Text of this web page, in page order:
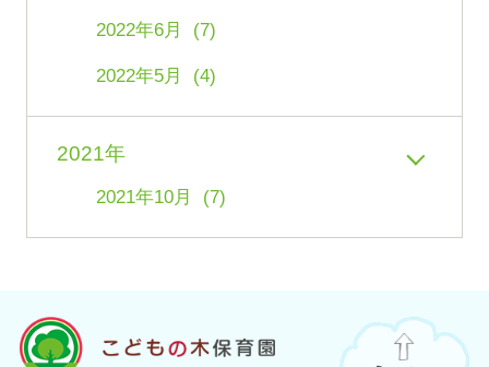
2022年6月 (7)
2022年5月 (4)
2021年
2021年10月 (7)